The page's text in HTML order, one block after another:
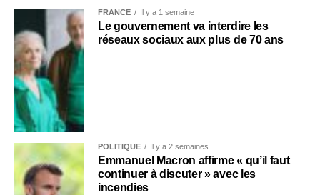
FRANCE Il y a 1 semaine
Le gouvernement va interdire les
réseaux sociaux aux plus de 70 ans
POLITIQUE Il y a 2 semaines
Emmanuel Macron affirme « qu’il faut
continuer à discuter » avec les
incendies